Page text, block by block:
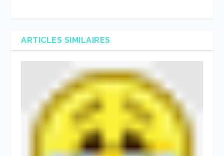
ARTICLES SIMILAIRES